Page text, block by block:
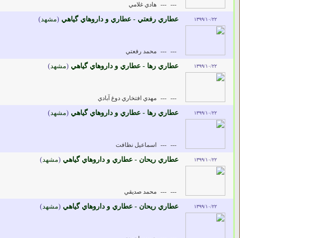
---
--- هادي غلامي
۱۳۹۹/۱۰/۲۲ عطاري رفعتي - عطاري و داروهاي گياهي (مشهد)
---
--- محمد رفعتي
۱۳۹۹/۱۰/۲۲ عطاري رها - عطاري و داروهاي گياهي (مشهد)
---
--- مهدي افتخاري دوغ آبادي
۱۳۹۹/۱۰/۲۲ عطاري رها - عطاري و داروهاي گياهي (مشهد)
---
--- اسماعيل نظافت
۱۳۹۹/۱۰/۲۲ عطاري ريحان - عطاري و داروهاي گياهي (مشهد)
---
--- محمد صديقي
۱۳۹۹/۱۰/۲۲ عطاري ريحان - عطاري و داروهاي گياهي (مشهد)